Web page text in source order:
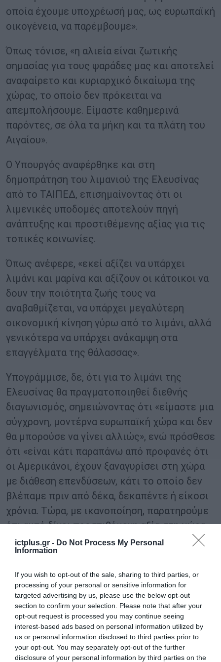
ictplus.gr - Do Not Process My Personal
Information
If you wish to opt-out of the sale, sharing to third parties, or
processing of your personal or sensitive information for
targeted advertising by us, please use the below opt-out
section to confirm your selection. Please note that after your
opt-out request is processed you may continue seeing
interest-based ads based on personal information utilized by
us or personal information disclosed to third parties prior to
your opt-out. You may separately opt-out of the further
disclosure of your personal information by third parties on the
οποία έχουμε υποχρέωσή μας, ως ευρωπαϊκή
οικογένεια, να παρέμβουμε».
Όπως τόνισε, «η αλιεία είναι ζωτικής
σημασίας για τους ψαράδες μας και αποτελεί
αναφαίρετο και κυριαρχικό δικαίωμα της
χώρας, το οποίο δεν πρόκειται να
απεμπολήσουμε. Είμαστε καθημερινά
παρόντες, σε όλα τα μήκη και τα πλάτη του
Αιγαίου».
Ο Υπουργός αναφέρθηκε και στη
δημοπράτηση του λιμανιού της Ελευσίνας
από το ΤΑΙΠΕΔ, επισημαίνοντας ότι οι
λιμενικές υποδομές αποτελούν πηγή
ανάπτυξης και προστιθέμενης αξίας για τις
τοπικές κοινωνίες.
Όπως ανέφερε, «εκεί αξίζει να υπάρχει
λιμάνι και μαρίνα και αξίζουν οι κάτοικοι να
δουν την ποιότητα ζωής τους να
αναβαθμίζεται, να υπάρχει μεγαλύτερη
οικονομική κίνηση γύρω από το λιμάνι, αλλά
γενικότερα να υπάρχει ανάκαμψη στα
επαγγέλματα της θάλασσας».
Υπογράμμισε, δε, ότι για το λιμάνι της
Ελευσίνας θα πραγματοποιηθεί διεθνής
διαγωνισμός, σημειώνοντας ότι «είμαστε μια
σύγχρονη, μοντέρνα ευρωπαϊκή χώρα και δεν
θα μπορούσε να γίνει αλλιώς», ενώ πρόσθεσε
ότι «είναι κάτι παραπάνω από προφανές ότι
οι Αμερικάνοι, έχουν ξαναγυρίσει στη χώρα
με διάθεση επενδύσεων, κάτι το οποίο δεν
βλέπαμε πριν από δέκα, δεκαπέντε ή είκοσι
χρόνια. Τώρα, με ικανοποίηση, παρατηρούμε
ότι αυτό δίνει προστιθέμενη αξία στη χώρα».
Κλείνοντας, ο Υπουργός αναφέρθηκε στο
επισημαίνοντας ότι «η ταυτότητα της
παράταξής μας διαμορφώθηκε ιστορικά από
τους πολίτες και οι αξίες μας, είναι η βάση
και τα θεμέλιά μας, είναι αυτά που
διασφαλίζουν την ανθεκτικότητά μας και τη
συνοχή της κοινωνικής μας βάσης».